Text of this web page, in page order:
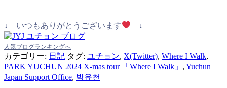
↓ いつもありがとうございます ↓
人気ブログランキングへ
カテゴリー: 日記 タグ: ユチョン, X(Twitter), Where I Walk,
PARK YUCHUN 2024 X-mas tour 「Where I Walk」 , Yuchun
Japan Support Office, 박유천